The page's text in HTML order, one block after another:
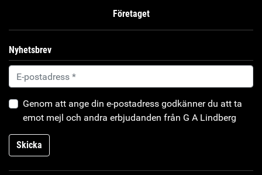
Företaget
Nyhetsbrev
Genom att ange din e-postadress godkänner du att ta
emot mejl och andra erbjudanden från G A Lindberg
Skicka